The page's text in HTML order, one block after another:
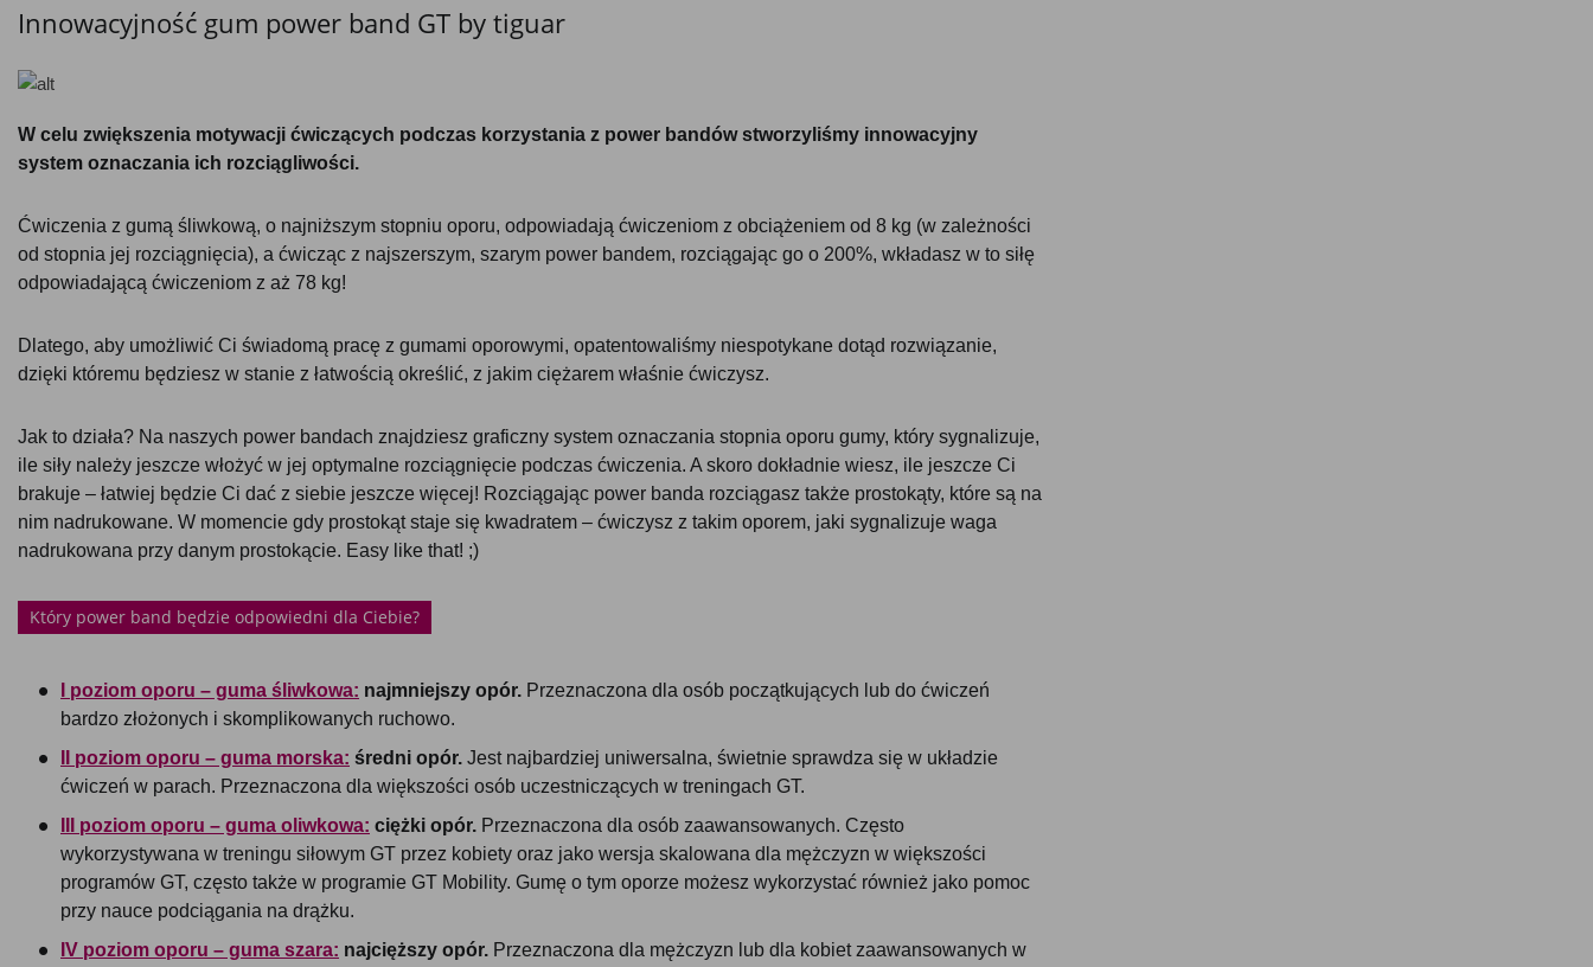
Innowacyjność gum power band GT by tiguar
W celu zwiększenia motywacji ćwiczących podczas korzystania z power bandów stworzyliśmy innowacyjny
system oznaczania ich rozciągliwości.
Ćwiczenia z gumą śliwkową, o najniższym stopniu oporu, odpowiadają ćwiczeniom z obciążeniem od 8 kg (w zależności
od stopnia jej rozciągnięcia), a ćwicząc z najszerszym, szarym power bandem, rozciągając go o 200%, wkładasz w to siłę
odpowiadającą ćwiczeniom z aż 78 kg!
Dlatego, aby umożliwić Ci świadomą pracę z gumami oporowymi, opatentowaliśmy niespotykane dotąd rozwiązanie,
dzięki któremu będziesz w stanie z łatwością określić, z jakim ciężarem właśnie ćwiczysz.
Jak to działa? Na naszych power bandach znajdziesz graficzny system oznaczania stopnia oporu gumy, który sygnalizuje,
ile siły należy jeszcze włożyć w jej optymalne rozciągnięcie podczas ćwiczenia. A skoro dokładnie wiesz, ile jeszcze Ci
brakuje – łatwiej będzie Ci dać z siebie jeszcze więcej! Rozciągając power banda rozciągasz także prostokąty, które są na
nim nadrukowane. W momencie gdy prostokąt staje się kwadratem – ćwiczysz z takim oporem, jaki sygnalizuje waga
nadrukowana przy danym prostokącie. Easy like that! ;)
Który power band będzie odpowiedni dla Ciebie?
I poziom oporu – guma śliwkowa: najmniejszy opór. Przeznaczona dla osób początkujących lub do ćwiczeń
bardzo złożonych i skomplikowanych ruchowo.
II poziom oporu – guma morska: średni opór. Jest najbardziej uniwersalna, świetnie sprawdza się w układzie
ćwiczeń w parach. Przeznaczona dla większości osób uczestniczących w treningach GT.
III poziom oporu – guma oliwkowa: ciężki opór. Przeznaczona dla osób zaawansowanych. Często
wykorzystywana w treningu siłowym GT przez kobiety oraz jako wersja skalowana dla mężczyzn w większości
programów GT, często także w programie GT Mobility. Gumę o tym oporze możesz wykorzystać również jako pomoc
przy nauce podciągania na drążku.
IV poziom oporu – guma szara: najcięższy opór. Przeznaczona dla mężczyzn lub dla kobiet zaawansowanych w